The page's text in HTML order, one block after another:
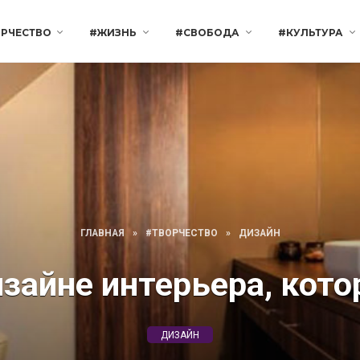
#ЖИЗНЬ #СВОБОДА #КУЛЬТУРА
ГЛАВНАЯ » #ТВОРЧЕСТВО » ДИЗАЙН
интерьера,
ДИЗАЙН